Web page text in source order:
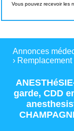
Vous pouvez recevoir les
Annonces
› Remplacement
garde, CDD